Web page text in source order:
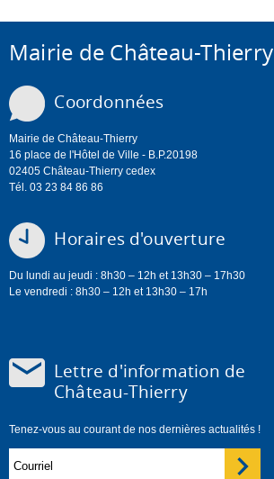
Mairie de Château-Thierry
Coordonnées
Mairie de Château-Thierry
16 place de l'Hôtel de Ville - B.P.20198
02405 Château-Thierry cedex
Tél. 03 23 84 86 86
Horaires d'ouverture
Du lundi au jeudi : 8h30 – 12h et 13h30 – 17h30
Le vendredi : 8h30 – 12h et 13h30 – 17h
Lettre d'information de
Château-Thierry
Tenez-vous au courant de nos dernières actualités !